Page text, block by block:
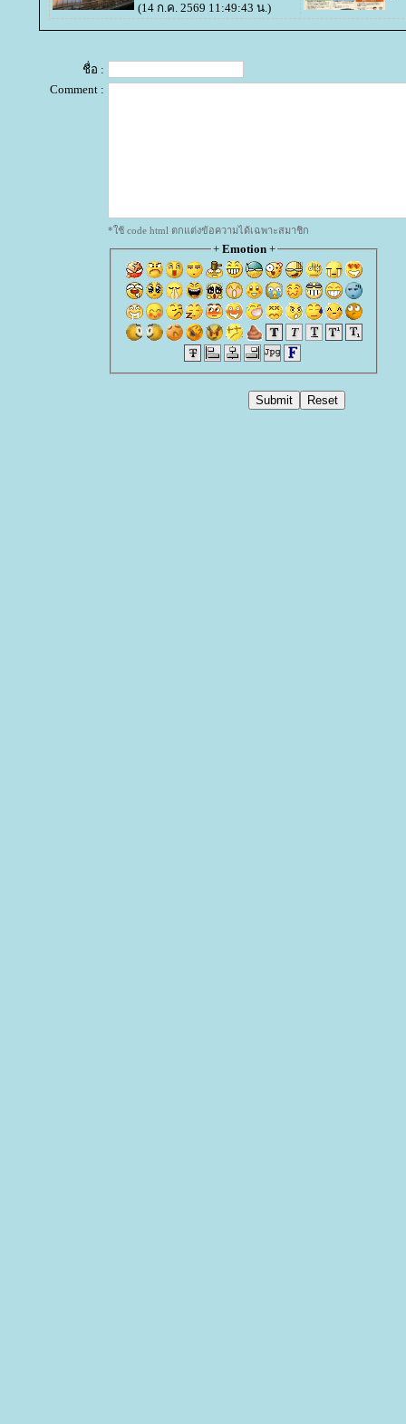
(14 ก.ค. 2569 11:49:43 น.)
ชื่อ :
Comment :
*ใช้ code html ตกแต่งข้อความได้เฉพาะสมาชิก
+ Emotion+